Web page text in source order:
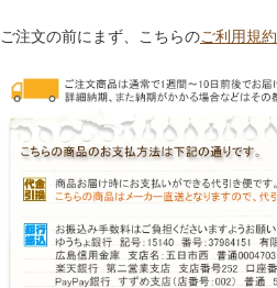
ご注文の前にまず、こちらのご利用規約